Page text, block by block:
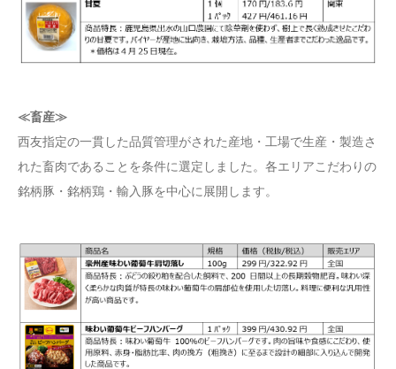
≪畜産≫
西友指定の一貫した品質管理がされた産地・工場で生産・製造さ
れた畜肉であることを条件に選定しました。各エリアこだわりの
銘柄豚・銘柄鶏・輸入豚を中心に展開します。